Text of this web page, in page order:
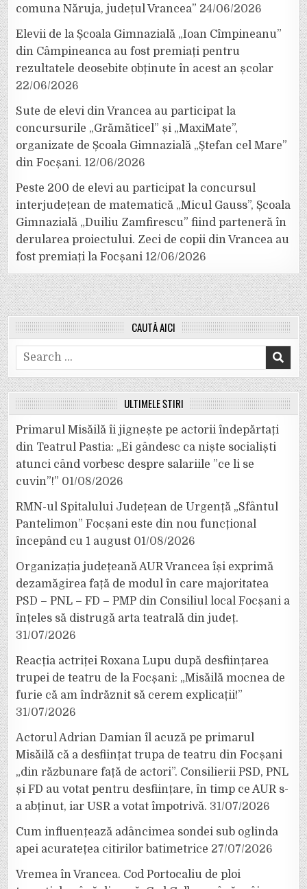
comuna Năruja, județul Vrancea” 24/06/2026
Elevii de la Școala Gimnazială „Ioan Cîmpineanu”
din Câmpineanca au fost premiați pentru
rezultatele deosebite obținute în acest an școlar
22/06/2026
Sute de elevi din Vrancea au participat la
concursurile „Grămăticel” și „MaxiMate”,
organizate de Școala Gimnazială „Ștefan cel Mare”
din Focșani. 12/06/2026
Peste 200 de elevi au participat la concursul
interjudețean de matematică „Micul Gauss”, Școala
Gimnazială „Duiliu Zamfirescu” fiind parteneră în
derularea proiectului. Zeci de copii din Vrancea au
fost premiați la Focșani 12/06/2026
CAUTĂ AICI
Search
for:
ULTIMELE ȘTIRI
Primarul Misăilă îi jignește pe actorii îndepărtați
din Teatrul Pastia: „Ei gândesc ca niște socialiști
atunci când vorbesc despre salariile ”ce li se
cuvin”!” 01/08/2026
RMN-ul Spitalului Județean de Urgență „Sfântul
Pantelimon” Focșani este din nou funcțional
începând cu 1 august 01/08/2026
Organizația județeană AUR Vrancea își exprimă
dezamăgirea față de modul în care majoritatea
PSD – PNL – FD – PMP din Consiliul local Focșani a
înțeles să distrugă arta teatrală din județ.
31/07/2026
Reacția actriței Roxana Lupu după desființarea
trupei de teatru de la Focșani: „Misăilă mocnea de
furie că am îndrăznit să cerem explicații!”
31/07/2026
Actorul Adrian Damian îl acuză pe primarul
Misăilă că a desființat trupa de teatru din Focșani
„din răzbunare față de actori”. Consilierii PSD, PNL
și FD au votat pentru desființare, în timp ce AUR s-
a abținut, iar USR a votat împotrivă. 31/07/2026
Cum influențează adâncimea sondei sub oglinda
apei acuratețea citirilor batimetrice 27/07/2026
Vremea în Vrancea. Cod Portocaliu de ploi